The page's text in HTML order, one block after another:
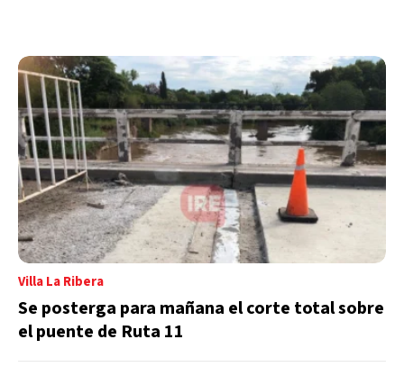
Villa La Ribera
Se posterga para mañana el corte total sobre
el puente de Ruta 11